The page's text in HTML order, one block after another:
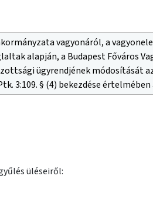
vagyonáról, a
alapján, a Budapest Főváros
ügyrendjének módosítását
3:109. § (4) bekezdése
üléseiről: